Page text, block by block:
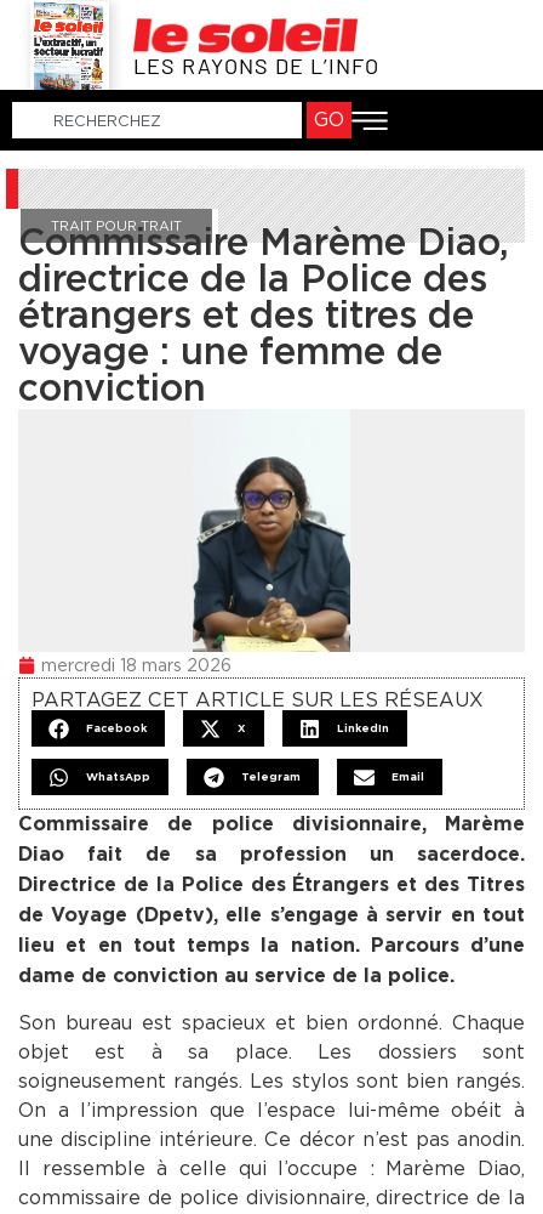
LES RAYONS DE L’INFO
GO
TRAIT POUR TRAIT
Commissaire Marème Diao,
directrice de la Police des
étrangers et des titres de
voyage : une femme de
conviction
mercredi 18 mars 2026
PARTAGEZ CET ARTICLE SUR LES RÉSEAUX
Facebook X LinkedIn
WhatsApp Telegram Email
Commissaire de police divisionnaire, Marème
Diao fait de sa profession un sacerdoce.
Directrice de la Police des Étrangers et des Titres
de Voyage (Dpetv), elle s’engage à servir en tout
lieu et en tout temps la nation. Parcours d’une
dame de conviction au service de la police.
Son bureau est spacieux et bien ordonné. Chaque
objet est à sa place. Les dossiers sont
soigneusement rangés. Les stylos sont bien rangés.
On a l’impression que l’espace lui-même obéit à
une discipline intérieure. Ce décor n’est pas anodin.
Il ressemble à celle qui l’occupe : Marème Diao,
commissaire de police divisionnaire, directrice de la